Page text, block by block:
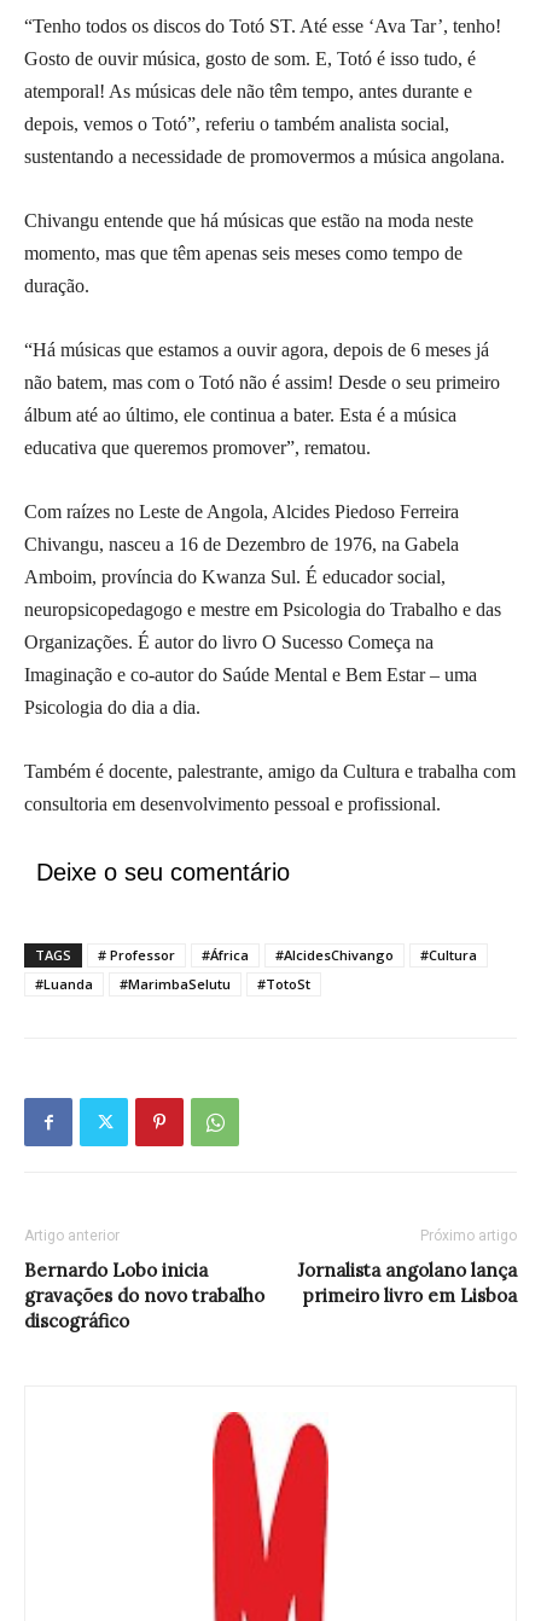
“Tenho todos os discos do Totó ST. Até esse ‘Ava Tar’, tenho!
Gosto de ouvir música, gosto de som. E, Totó é isso tudo, é
atemporal! As músicas dele não têm tempo, antes durante e
depois, vemos o Totó”, referiu o também analista social,
sustentando a necessidade de promovermos a música angolana.
Chivangu entende que há músicas que estão na moda neste
momento, mas que têm apenas seis meses como tempo de
duração.
“Há músicas que estamos a ouvir agora, depois de 6 meses já
não batem, mas com o Totó não é assim! Desde o seu primeiro
álbum até ao último, ele continua a bater. Esta é a música
educativa que queremos promover”, rematou.
Com raízes no Leste de Angola, Alcides Piedoso Ferreira
Chivangu, nasceu a 16 de Dezembro de 1976, na Gabela
Amboim, província do Kwanza Sul. É educador social,
neuropsicopedagogo e mestre em Psicologia do Trabalho e das
Organizações. É autor do livro O Sucesso Começa na
Imaginação e co-autor do Saúde Mental e Bem Estar – uma
Psicologia do dia a dia.
Também é docente, palestrante, amigo da Cultura e trabalha com
consultoria em desenvolvimento pessoal e profissional.
Deixe o seu comentário
TAGS # Professor #África #AlcidesChivango
#Cultura
#Luanda
#MarimbaSelutu #TotoSt
Artigo anterior
Bernardo Lobo inicia
gravações do novo trabalho
discográfico
Próximo artigo
Jornalista angolano lança
primeiro livro em Lisboa